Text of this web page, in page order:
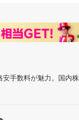
手数料が魅力。国内